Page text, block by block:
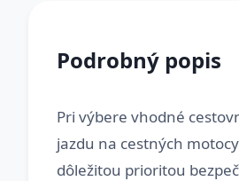
Podrobný popis
Pri výbere vhodné
jazdu na cestných
dôležitou prioritou